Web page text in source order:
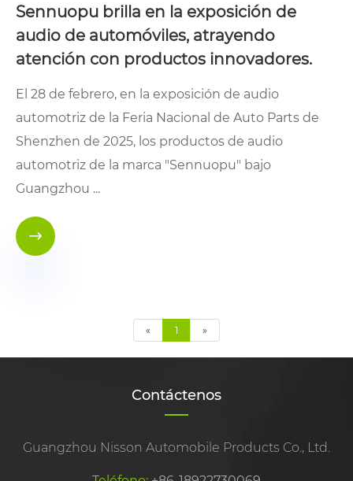
Sennuopu brilla en la exposición de
audio de automóviles, atrayendo
atención con productos innovadores.
El 28 de febrero, en la exposición de audio
automotriz de la Feria Nacional de Auto Parts de
Shenzhen de 2025, los productos de audio
automotriz de la marca "Sennuopu" bajo
Guangzhou ...

« 1 »
Contáctenos
Guangzhou Nisson Automobile Products Co., Ltd.